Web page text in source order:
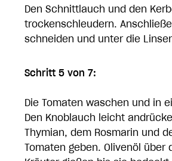
Den Schnittlauch und den
trockenschleudern.
schneiden und unter die
Schritt 5 von 7:
Die Tomaten waschen und in
Den Knoblauch leicht
Thymian, dem Rosmarin und
Tomaten geben. Olivenöl über